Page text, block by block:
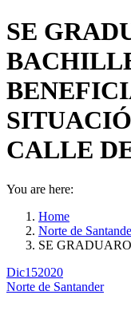
SE
CALLE
You are here:
Home
Norte de
SE
Dic152020
Norte de Santander